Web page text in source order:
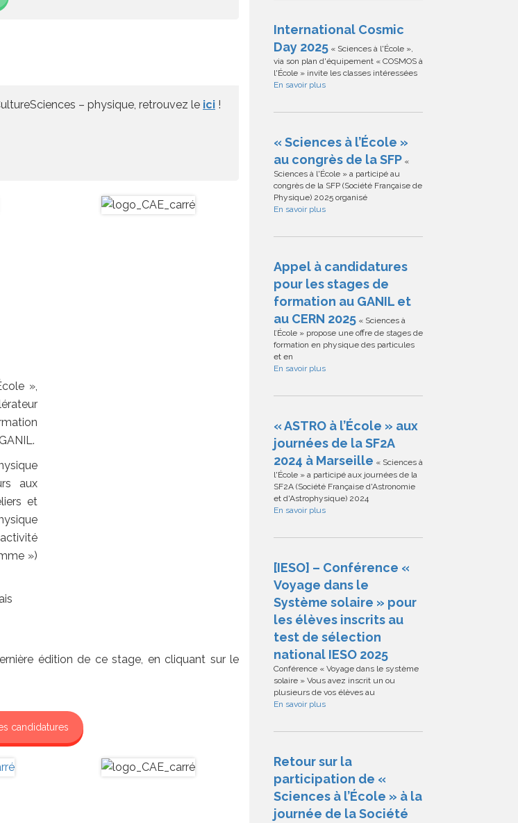
– physique, retrouvez le ici !
»,
aux
et
»)
édition de ce stage, en cliquant sur le
candidatures
International Cosmic
Day 2025 « Sciences à l'École »,
via son plan d'équipement « COSMOS à
l'École » invite les classes intéressées
En savoir plus
« Sciences à l’École »
au congrès de la SFP «
Sciences à l'École » a participé au
congrès de la SFP (Société Française de
Physique) 2025 organisé
En savoir plus
Appel à candidatures
pour les stages de
formation au GANIL et
au CERN 2025 « Sciences à
l’École » propose une offre de stages de
formation en physique des particules
et en
En savoir plus
« ASTRO à l’École » aux
journées de la SF2A
2024 à Marseille « Sciences à
l'École » a participé aux journées de la
SF2A (Société Française d'Astronomie
et d'Astrophysique) 2024
En savoir plus
[IESO] – Conférence «
Voyage dans le
Système solaire » pour
les élèves inscrits au
test de sélection
national IESO 2025
Conférence « Voyage dans le système
solaire » Vous avez inscrit un ou
plusieurs de vos élèves au
En savoir plus
Retour sur la
participation de «
Sciences à l’École » à la
journée de la Société